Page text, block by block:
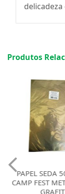
Produtos
PAPEL SEDA
CAMP FEST